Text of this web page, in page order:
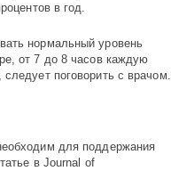
в год.
нормальный уровень
от 7 до 8 часов каждую
поговорить с врачом.
для поддержания
в Journal of